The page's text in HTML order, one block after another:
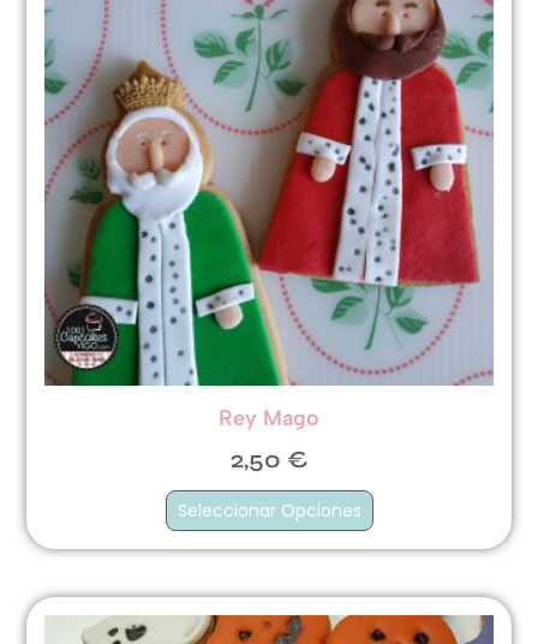
Rey Mago
2,50 €
Seleccionar Opciones